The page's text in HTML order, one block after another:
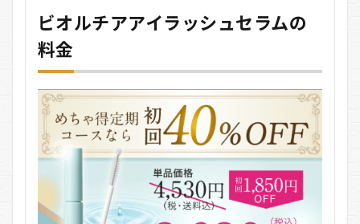
ビオルチアアイラッシュセラムの
料金